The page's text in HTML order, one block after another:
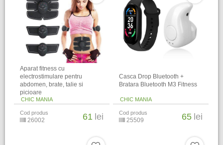
Aparat fitness cu
electrostimulare pentru
abdomen, brate, talie si
picioare
CHIC MANIA
Cod produs
26002 61 lei
Casca Drop Bluetooth +
Bratara Bluetooth M3 Fitness
CHIC MANIA
Cod produs
25509 65 lei